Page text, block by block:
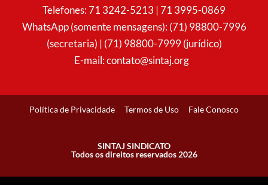
Telefones: 71 3242-5213 | 71 3995-0869
WhatsApp (somente mensagens): (71) 98800-7996
(secretaria) | (71) 98800-7999 (jurídico)
E-mail:contato@sintaj.org
Política de Privacidade Termos de Uso Fale Conosco
SINTAJ SINDICATO
Todos os direitos reservados 2026